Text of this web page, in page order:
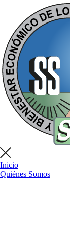
Inicio
Quiénes Somos